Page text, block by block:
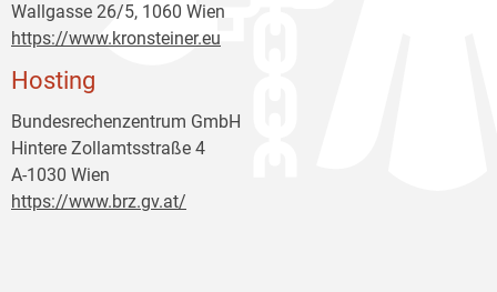
Wallgasse 26/5, 1060 Wien
https://www.kronsteiner.eu
Hosting
Bundesrechenzentrum GmbH
Hintere Zollamtsstraße 4
A-1030 Wien
https://www.brz.gv.at/